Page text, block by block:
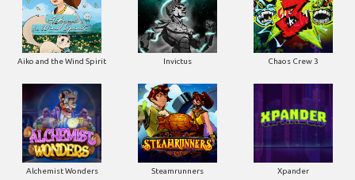
Aiko and the Wind Spirit Invictus Chaos Crew 3
Alchemist Wonders Steamrunners Xpander